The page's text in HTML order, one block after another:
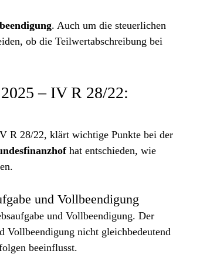
. Auch um die steuerlichen
ob die Teilwertabschreibung bei
– IV R 28/22:
R 28/22, klärt wichtige Punkte bei der
hat entschieden, wie
und Vollbeendigung
und Vollbeendigung. Der
Vollbeendigung nicht gleichbedeutend
beeinflusst.